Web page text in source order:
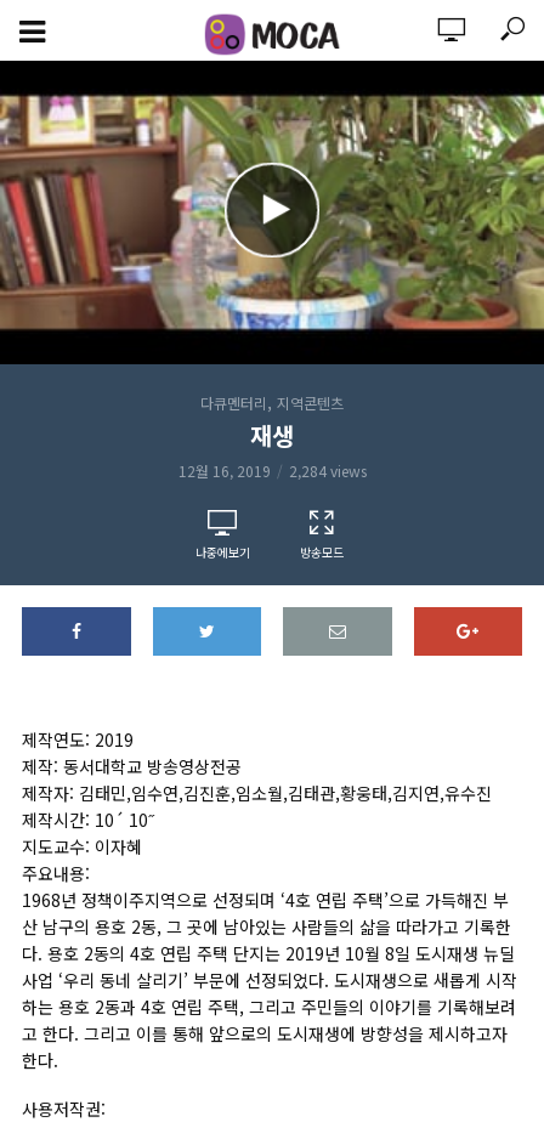
다큐멘터리, 지역콘텐츠
재생
12월 16, 2019 2,284 views
나중에보기 방송모드
제작연도: 2019
제작: 동서대학교 방송영상전공
제작자: 김태민,임수연,김진훈,임소월,김태관,황웅태,김지연,유수진
제작시간: 10´ 10˝
지도교수: 이자혜
주요내용:
1968년 정책이주지역으로 선정되며 ‘4호 연립 주택’으로 가득해진 부
산 남구의 용호 2동, 그 곳에 남아있는 사람들의 삶을 따라가고 기록한
다. 용호 2동의 4호 연립 주택 단지는 2019년 10월 8일 도시재생 뉴딜
사업 ‘우리 동네 살리기’ 부문에 선정되었다. 도시재생으로 새롭게 시작
하는 용호 2동과 4호 연립 주택, 그리고 주민들의 이야기를 기록해보려
고 한다. 그리고 이를 통해 앞으로의 도시재생에 방향성을 제시하고자
한다.
사용저작권: